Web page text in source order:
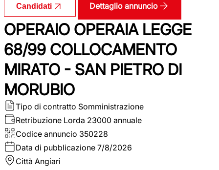
Candidati Dettaglio annuncio
OPERAIO OPERAIA LEGGE
68/99 COLLOCAMENTO
MIRATO - SAN PIETRO DI
MORUBIO
Tipo di contratto Somministrazione
Retribuzione Lorda 23000 annuale
Codice annuncio 350228
Data di pubblicazione 7/8/2026
Città Angiari